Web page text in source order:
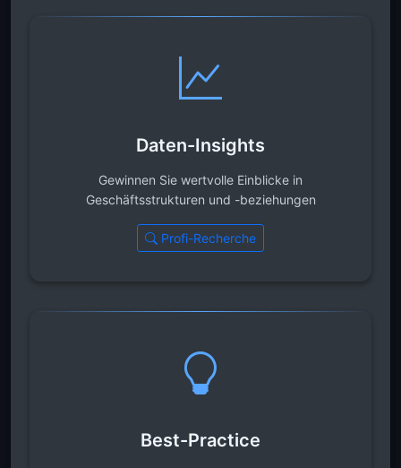
Daten-Insights
Gewinnen Sie wertvolle Einblicke in
Geschäftsstrukturen und -beziehungen
Profi-Recherche
Best-Practice